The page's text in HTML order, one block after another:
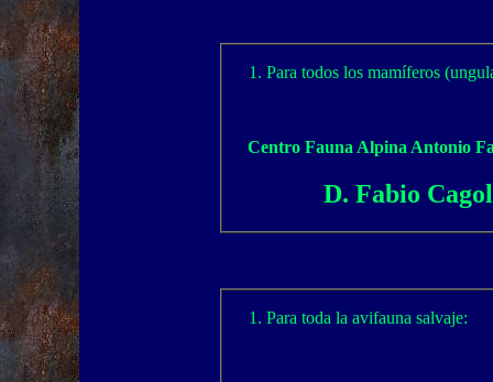
Para todos los mamíferos
Centro Fauna Alpina Antonio
D. Fabio
Para toda la avifauna salvaje: